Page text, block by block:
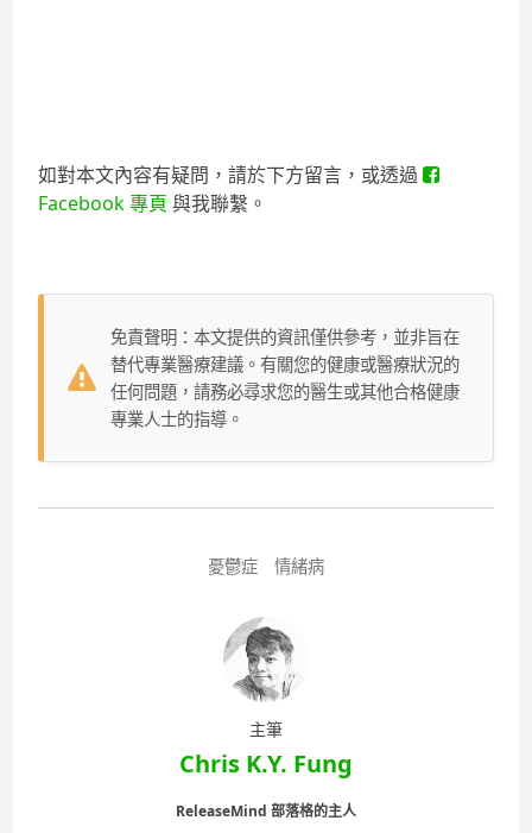
如對本文內容有疑問，請於下方留言，或透過
Facebook 專頁 與我聯繫。
免責聲明：本文提供的資訊僅供參考，並非旨在
替代專業醫療建議。有關您的健康或醫療狀況的
任何問題，請務必尋求您的醫生或其他合格健康
專業人士的指導。
憂鬱症 情緒病
主筆
Chris K.Y. Fung
ReleaseMind 部落格的主人